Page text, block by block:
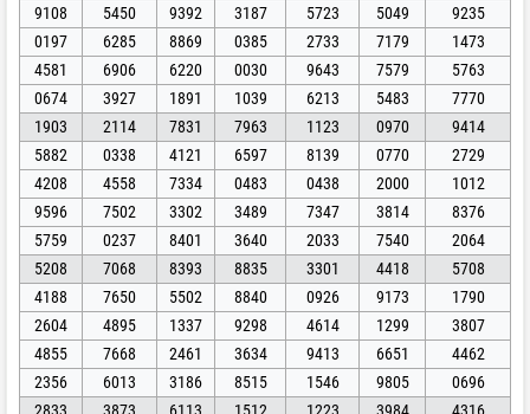
9108
5450 9392 3187 5723 5049
9235
0197
6285 8869 0385 2733 7179
1473
4581
6906 6220 0030 9643 7579
5763
0674
3927 1891 1039 6213 5483
7770
1903
2114 7831 7963 1123 0970
9414
5882
0338 4121 6597 8139 0770
2729
4208
4558 7334 0483 0438 2000
1012
9596
7502 3302 3489 7347 3814
8376
5759
0237 8401 3640 2033 7540
2064
5208
7068 8393 8835 3301 4418
5708
4188
7650 5502 8840 0926 9173
1790
2604
4895 1337 9298 4614 1299
3807
4855
7668 2461 3634 9413 6651
4462
2356
6013 3186 8515 1546 9805
0696